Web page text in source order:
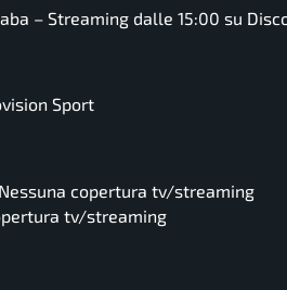
– Streaming dalle 15:00 su
Sport
copertura tv/streaming
tv/streaming